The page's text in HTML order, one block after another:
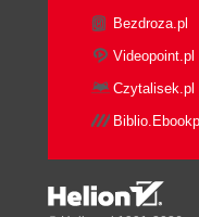
Bezdroza.pl
Videopoint.pl
Czytalisek.pl